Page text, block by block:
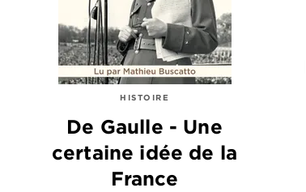
HISTOIRE
De Gaulle - Une
certaine idée de la
France